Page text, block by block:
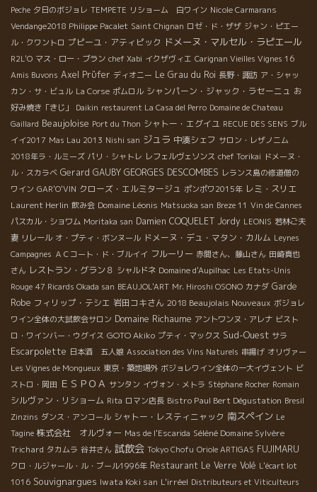
Peche 夕日のボジョレ TEMPETE リショーム 白ワイン Nicole Carmarans
Vendange2018 Philippe Pacalet Saint Chignan ロゼ・ド・ザザ ジャン・ピエー
ル・クワントロ プピーユ・アティピック ドメーヌ・マルセル・ラピエール
R2L'O マス・ロー・ブラン chef Xabi イクザヴィエ Carignan Vieilles Vignes 16
Amis Buvons Axel Prϋfer ディオニー Le Grau du Roi 長野・諏訪 ア・シャッ
カン・サ・ビュル La Corse ポムロル シャンパーン・ジャック・ラセーニュ お
好み焼き「きじ」
Daikin restaurent La Casa del Perro Domaine de Chateau
Gaillard Beaujoloise Port du Thon シャトー・エグイユ RECUE DES SENS ブル
イイ2017 Mas Lau 2013 Nishi san ジュラ 中湊シェフ サロン・レザノニム
2018年ラ・ルミーズ パリ・シャトレ レフェルヴェソンス chef Torikai ドメーヌ・
ル・スカラベ Gerard GAUBY GEORGES DESCOMBES レランス島の修道僧の
ワイン GAR'O'VIN クローズ・エルミタージュ ポンポワ2015年 レミ・スリエ
Laurent Herlin 飲み会 Domaine Léonis Matsuoka san Breze 11 Vin de Cannes
パスカル・ショワム Moritaka san Damien COQUELET Jordy LEONIS 若林ご夫
妻 リレール オ・プティ・ボンヌール ドメーヌ・デュ・マタン・カルム Leynes
Campagnes ＡＣコート・ド・ブルイイ フルーリー 赤間さん、藤山さん 田崎真也
さん レストラン・グラン８ シャルドネ Domaine d'Aupilhac Les Etats-Unis
Rouge 47 Ricards Okada san BEAUJOL'ART Mr. Hiroshi OSONO カナダ Garde
Robe フィリップ・テシエ 岩田コキさん 2018 Beaujolais Nouveaux ボジョレ
ワイン全体の大試飲会サロン Domaine Richaume アントワンヌ・アレナ ビスト
ロ・ワインバー・ウグイス GOTO Akiko プティ・マックス Sud-Ouest サラ
Escarpolette 日本酒 五人娘 Association des Vins Naturels 串揚げ オリヴァー
Les Vignes de Mongueux 東京・築地場外 ボジョレワイン全体の一大イヴェント ビ
ストロ・岡田 ＥＳＰＯＡ サンタン イヴォン・メトラ Stéphane Rocher Romain
シルヴァン・リショーム Rita ロマン店長 Bistro Paul Bert Dégustation Bresil
Zinzins ダンス・アンコール シャトー・レスティニャック 南スペイン Le
Tagine 株式会社 オルヴォー Mas de l'Escarida Séléné Domaine Sylvère
Trichard タカムラ 谷井さん 試飲会 Tokyo Chofu Oriole ARTIGAS FUJIMARU
クロ・ルジャール・ル・ブール1996年 Restaurant Le Verre Volé L'écart lot
1016 Souvignargues Iwata Koki san L'irréel Distributeurs et Viticulteurs